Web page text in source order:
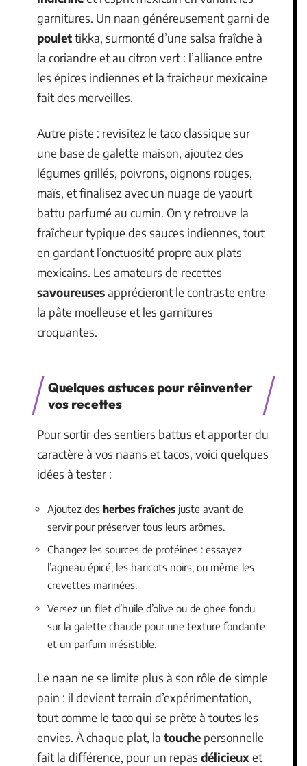
garnitures. Un naan généreusement garni de
poulettikka, surmonté d’une salsa fraîche à
la coriandre et au citron vert : l’alliance entre
les épices indiennes et la fraîcheur mexicaine
fait des merveilles.
Autre piste : revisitez le taco classique sur
une base de galette maison, ajoutez des
légumes grillés, poivrons, oignons rouges,
maïs, et finalisez avec un nuage de yaourt
battu parfumé au cumin. On y retrouve la
fraîcheur typique des sauces indiennes, tout
en gardant l’onctuosité propre aux plats
mexicains. Les amateurs de recettes
savoureusesapprécieront le contraste entre
la pâte moelleuse et les garnitures
croquantes.
Quelques astuces pour réinventer
vos recettes
Pour sortir des sentiers battus et apporter du
caractère à vos naans et tacos, voici quelques
idées à tester :
Ajoutez des herbes fraîches juste avant de
servir pour préserver tous leurs arômes.
Changez les sources de protéines : essayez
l’agneau épicé, les haricots noirs, ou même les
crevettes marinées.
Versez un filet d’huile d’olive ou de ghee fondu
sur la galette chaude pour une texture fondante
et un parfum irrésistible.
Le naan ne se limite plus à son rôle de simple
pain : il devient terrain d’expérimentation,
tout comme le taco qui se prête à toutes les
envies. À chaque plat, la touche personnelle
fait la différence, pour un repas délicieuxet